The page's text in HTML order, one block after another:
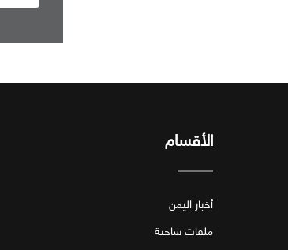
الأقسام
أخبار اليمن
ملفات ساخنة